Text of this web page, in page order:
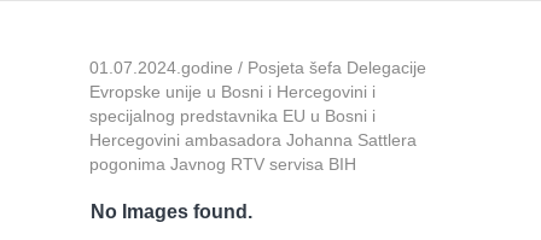
01.07.2024.godine / Posjeta šefa Delegacije
Evropske unije u Bosni i Hercegovini i
specijalnog predstavnika EU u Bosni i
Hercegovini ambasadora Johanna Sattlera
pogonima Javnog RTV servisa BIH
No Images found.